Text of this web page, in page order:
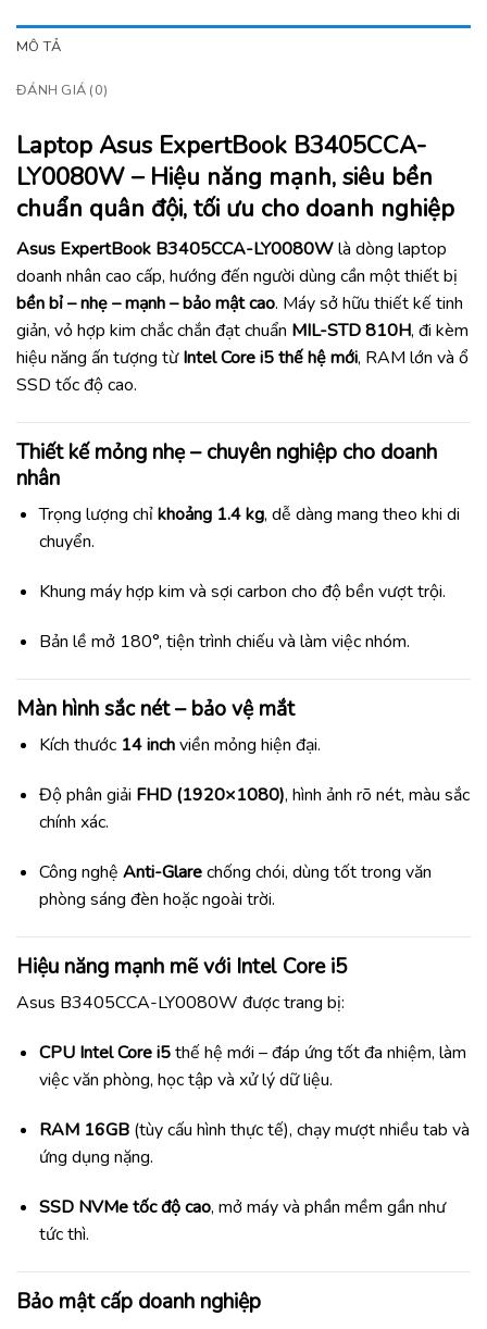
MÔ TẢ
ĐÁNH GIÁ (0)
Laptop Asus ExpertBook B3405CCA-
LY0080W – Hiệu năng mạnh, siêu bền
chuẩn quân đội, tối ưu cho doanh nghiệp
Asus ExpertBook B3405CCA-LY0080Wlà dòng laptop
doanh nhân cao cấp, hướng đến người dùng cần một thiết bị
bền bỉ – nhẹ – mạnh – bảo mật cao. Máy sở hữu thiết kế tinh
giản, vỏ hợp kim chắc chắn đạt chuẩn MIL-STD 810H, đi kèm
hiệu năng ấn tượng từIntel Core i5 thế hệ mới, RAM lớn và ổ
SSD tốc độ cao.
Thiết kế mỏng nhẹ – chuyên nghiệp cho doanh
nhân
Trọng lượng chỉkhoảng 1.4 kg, dễ dàng mang theo khi di
chuyển.
Khung máy hợp kim và sợi carbon cho độ bền vượt trội.
Bản lề mở 180°, tiện trình chiếu và làm việc nhóm.
Màn hình sắc nét – bảo vệ mắt
Kích thước 14 inchviền mỏng hiện đại.
Độ phân giải FHD (1920×1080), hình ảnh rõ nét, màu sắc
chính xác.
Công nghệ Anti-Glarechống chói, dùng tốt trong văn
phòng sáng đèn hoặc ngoài trời.
Hiệu năng mạnh mẽ với Intel Core i5
Asus B3405CCA-LY0080W được trang bị:
CPU Intel Core i5thế hệ mới – đáp ứng tốt đa nhiệm, làm
việc văn phòng, học tập và xử lý dữ liệu.
RAM 16GB(tùy cấu hình thực tế), chạy mượt nhiều tab và
ứng dụng nặng.
SSD NVMe tốc độ cao, mở máy và phần mềm gần như
tức thì.
Bảo mật cấp doanh nghiệp